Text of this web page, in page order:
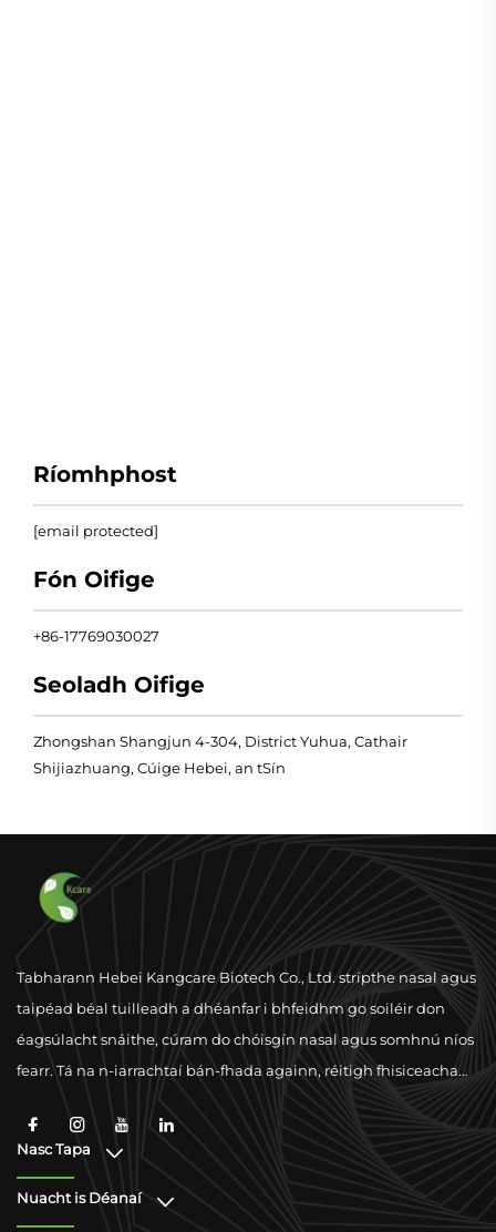
Ríomhphost
[email protected]
Fón Oifige
+86-17769030027
Seoladh Oifige
Zhongshan Shangjun 4-304, District Yuhua, Cathair
Shijiazhuang, Cúige Hebei, an tSín
Tabharann Hebei Kangcare Biotech Co., Ltd. strípthe nasal agus
taipéad béal tuilleadh a dhéanfar i bhfeidhm go soiléir don
éagsúlacht snáithe, cúram do chóisgín nasal agus somhnú níos
fearr. Tá na n-iarrachtaí bán-fhada againn, réitigh fhisiceacha
agus tacaíocht chomhlíonadh domhanda.
Nasc Tapa
Nuacht is Déanaí